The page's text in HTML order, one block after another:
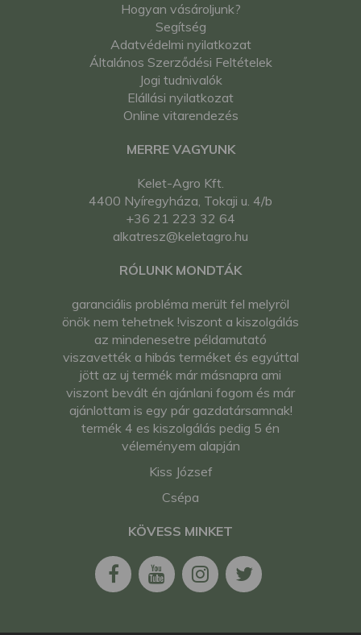
Hogyan vásároljunk?
Segítség
Adatvédelmi nyilatkozat
Általános Szerződési Feltételek
Jogi tudnivalók
Elállási nyilatkozat
Online vitarendezés
MERRE VAGYUNK
Kelet-Agro Kft.
4400 Nyíregyháza, Tokaji u. 4/b
+36 21 223 32 64
alkatresz@keletagro.hu
RÓLUNK MONDTÁK
garanciális probléma merült fel melyröl
önök nem tehetnek !viszont a kiszolgálás
az mindenesetre példamutató
viszavették a hibás terméket és egyúttal
jött az uj termék már másnapra ami
viszont bevált én ajánlani fogom és már
ajánlottam is egy pár gazdatársamnak!
termék 4 es kiszolgálás pedig 5 én
véleményem alapján
Kiss József
Csépa
KÖVESS MINKET